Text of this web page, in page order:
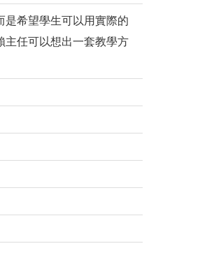
希望學生可以用實際的
主任可以想出一套教學方